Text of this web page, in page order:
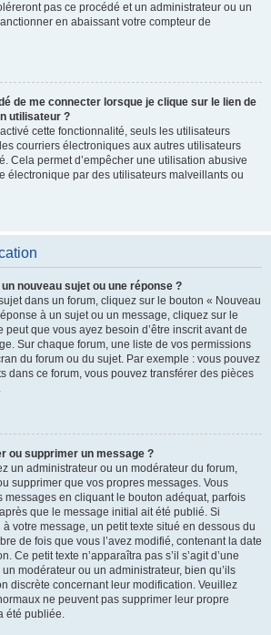
pas ce procédé et un administrateur ou un
en abaissant votre compteur de
de me connecter lorsque je clique sur le lien de
utilisateur ?
cette fonctionnalité, seuls les utilisateurs
courriers électroniques aux autres utilisateurs
Cela permet d’empêcher une utilisation abusive
électronique par des utilisateurs malveillants ou
nouveau sujet ou une réponse ?
dans un forum, cliquez sur le bouton « Nouveau
à un sujet ou un message, cliquez sur le
peut que vous ayez besoin d’être inscrit avant de
Sur chaque forum, une liste de vos permissions
du forum ou du sujet. Par exemple : vous pouvez
dans ce forum, vous pouvez transférer des pièces
ou supprimer un message ?
un administrateur ou un modérateur du forum,
supprimer que vos propres messages. Vous
messages en cliquant le bouton adéquat, parfois
que le message initial ait été publié. Si
votre message, un petit texte situé en dessous du
de fois que vous l’avez modifié, contenant la date
Ce petit texte n’apparaîtra pas s’il s’agit d’une
modérateur ou un administrateur, bien qu’ils
discrète concernant leur modification. Veuillez
ne peuvent pas supprimer leur propre
été publiée.